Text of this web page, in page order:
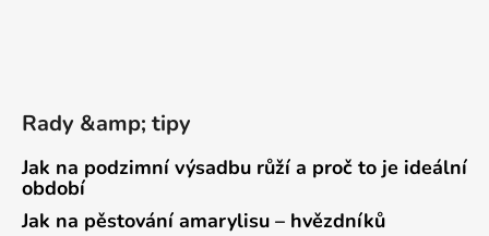
Rady &amp; tipy
Jak na podzimní výsadbu růží a proč to je ideální
období
Jak na pěstování amarylisu – hvězdníků